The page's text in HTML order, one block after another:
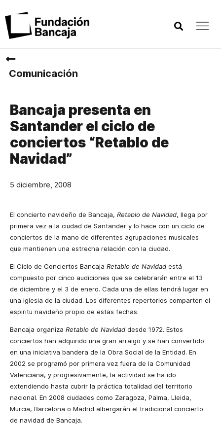
Comunicación
Bancaja presenta en
Santander el ciclo de
conciertos “Retablo de
Navidad”
5 diciembre, 2008
El concierto navideño de Bancaja, Retablo de Navidad, llega por
primera vez a la ciudad de Santander y lo hace con un ciclo de
conciertos de la mano de diferentes agrupaciones musicales
que mantienen una estrecha relación con la ciudad.
El Ciclo de Conciertos Bancaja Retablo de Navidad está
compuesto por cinco audiciones que se celebrarán entre el 13
de diciembre y el 3 de enero. Cada una de ellas tendrá lugar en
una iglesia de la ciudad. Los diferentes repertorios comparten el
espiritu navideño propio de estas fechas.
Bancaja organiza Retablo de Navidad desde 1972. Estos
conciertos han adquirido una gran arraigo y se han convertido
en una iniciativa bandera de la Obra Social de la Entidad. En
2002 se programó por primera vez fuera de la Comunidad
Valenciana, y progresivamente, la actividad se ha ido
extendiendo hasta cubrir la práctica totalidad del territorio
nacional. En 2008 ciudades como Zaragoza, Palma, Lleida,
Murcia, Barcelona o Madrid albergarán el tradicional concierto
de navidad de Bancaja.